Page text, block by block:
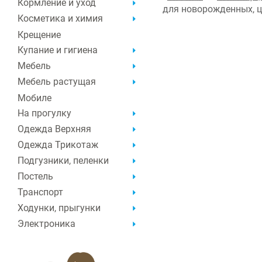
для новорожденных,
Кормление и уход
Косметика и химия
Крещение
Купание и гигиена
Мебель
Мебель растущая
Мобиле
На прогулку
Одежда Верхняя
Одежда Трикотаж
Подгузники, пеленки
Постель
Транспорт
Ходунки, прыгунки
Электроника